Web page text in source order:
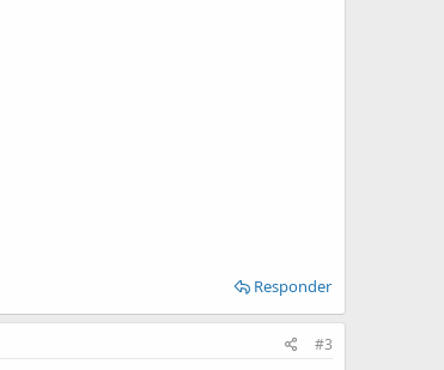
Responder
#3